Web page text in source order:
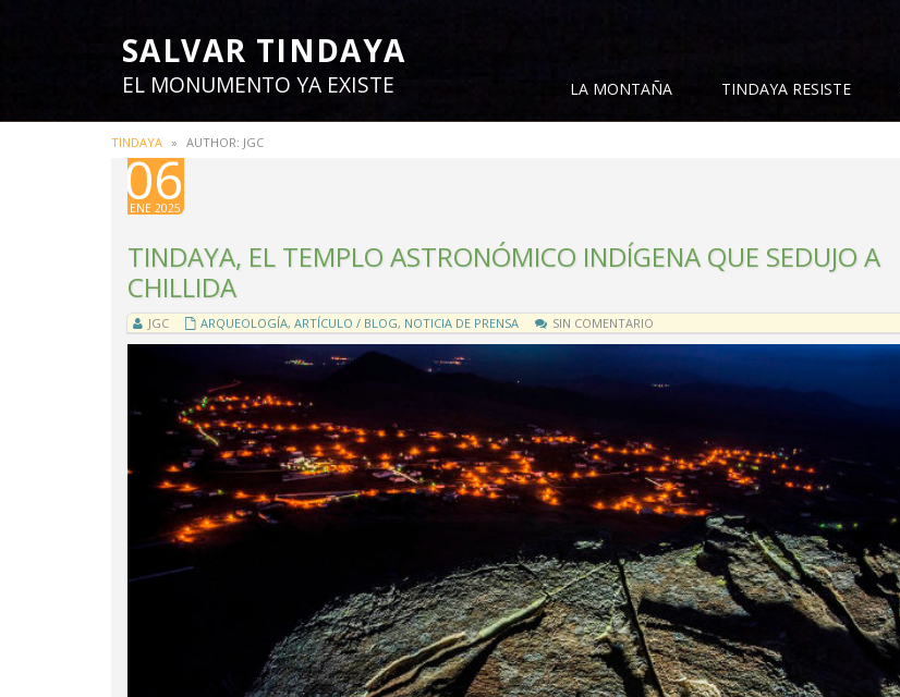
SALVAR TINDAYA
EL MONUMENTO YA EXISTE LA MONTAÑA TINDAYA RESISTE
TINDAYA » AUTHOR: JGC
06
ENE 2025
TINDAYA, EL TEMPLO ASTRONÓMICO INDÍGENA QUE SEDUJO A
CHILLIDA
JGC ARQUEOLOGÍA, ARTÍCULO / BLOG, NOTICIA DE PRENSA SIN COMENTARIO